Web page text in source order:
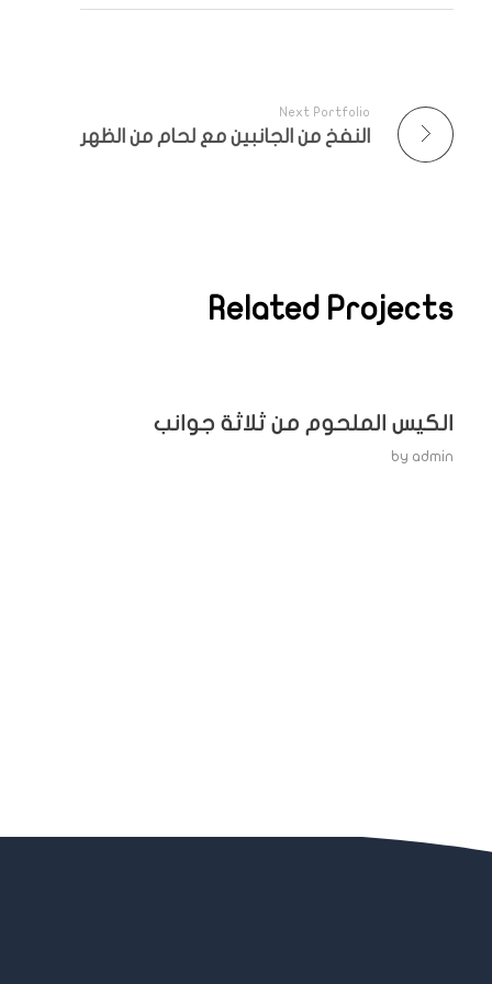
Next Portfolio
النفخ من الجانبين مع لحام من الظهر
Related Projects
الكيس الملحوم من ثلاثة جوانب
by admin